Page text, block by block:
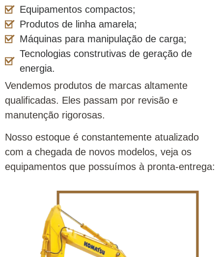
Equipamentos compactos;
Produtos de linha amarela;
Máquinas para manipulação de carga;
Tecnologias construtivas de geração de
energia.
Vendemos produtos de marcas altamente
qualificadas. Eles passam por revisão e
manutenção rigorosas.
Nosso estoque é constantemente atualizado
com a chegada de novos modelos, veja os
equipamentos que possuímos à pronta-entrega: